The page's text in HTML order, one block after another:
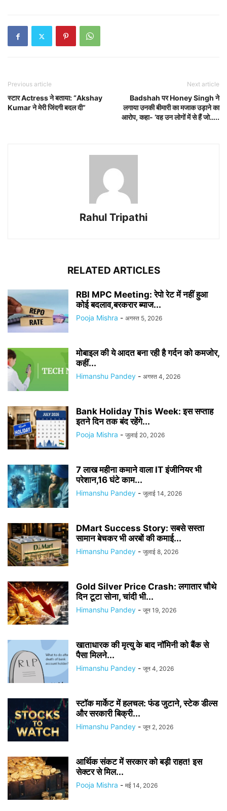
Previous article
स्टार Actress ने बताया: “Akshay
Kumar ने मेरी जिंदगी बदल दी”
Next article
Badshah पर Honey Singh ने
लगाया उनकी बीमारी का मजाक उड़ाने का
आरोप, कहा- ‘वह उन लोगों में से हैं जो…..
Rahul Tripathi
RELATED ARTICLES
RBI MPC Meeting: रेपो रेट में नहीं हुआ
कोई बदलाव,बरकरार ब्याज...
Pooja Mishra - अगस्त 5, 2026
मोबाइल की ये आदत बना रही है गर्दन को कमजोर,
कहीं...
Himanshu Pandey - अगस्त 4, 2026
Bank Holiday This Week: इस सप्ताह
इतने दिन तक बंद रहेंगे...
Pooja Mishra - जुलाई 20, 2026
7 लाख महीना कमाने वाला IT इंजीनियर भी
परेशान,16 घंटे काम...
Himanshu Pandey - जुलाई 14, 2026
DMart Success Story: सबसे सस्ता
सामान बेचकर भी अरबों की कमाई...
Himanshu Pandey - जुलाई 8, 2026
Gold Silver Price Crash: लगातार चौथे
दिन टूटा सोना, चांदी भी...
Himanshu Pandey - जून 19, 2026
खाताधारक की मृत्यु के बाद नॉमिनी को बैंक से
पैसा मिलने...
Himanshu Pandey - जून 4, 2026
स्टॉक मार्केट में हलचल: फंड जुटाने, स्टेक डील्स
और सरकारी बिक्री...
Himanshu Pandey - जून 2, 2026
आर्थिक संकट में सरकार को बड़ी राहत! इस
सेक्टर से मिल...
Pooja Mishra - मई 14, 2026